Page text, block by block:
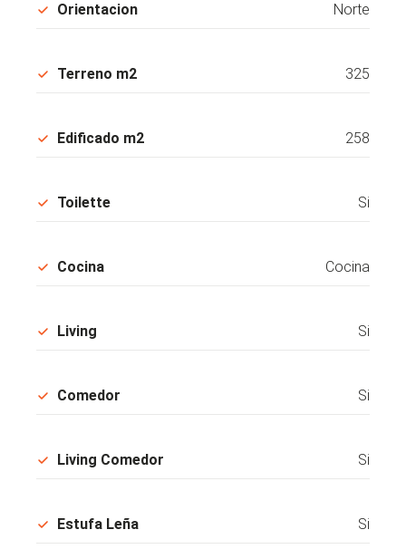
Orientacion Norte
Terreno m2 325
Edificado m2 258
Toilette Si
Cocina Cocina
Living Si
Comedor Si
Living Comedor Si
Estufa Leña Si